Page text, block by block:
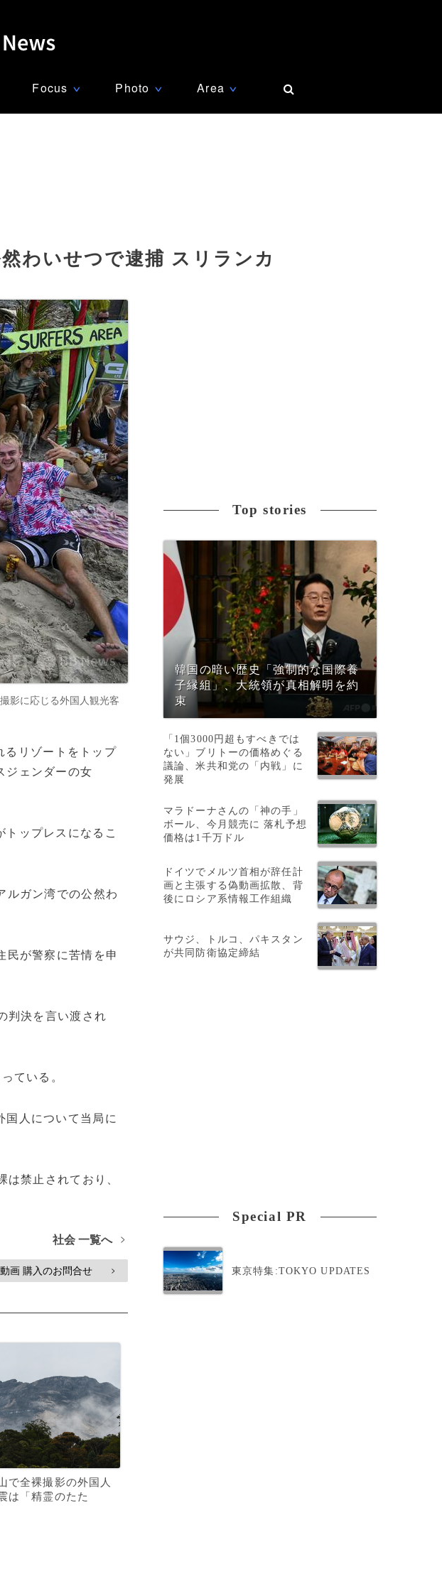
Focus ∨ Photo ∨ Area ∨
わいせつで逮捕 スリランカ
影に応じる外国人観光客
るリゾートをトップ
ジェンダーの女
ップレスになるこ
ルガン湾での公然わ
民が警察に苦情を申
判決を言い渡され
ている。
国人について当局に
禁止されており、
社会 一覧へ >
画 購入のお問合せ >
で全裸撮影の外国人
は「精霊のたた
Top stories
韓国の暗い歴史「強制的な国際養
子縁組」、大統領が真相解明を約
束
「1個3000円超もすべきでは
ない」ブリトーの価格めぐる
議論、米共和党の「内戦」に
発展
マラドーナさんの「神の手」
ボール、今月競売に 落札予想
価格は1千万ドル
ドイツでメルツ首相が辞任計
画と主張する偽動画拡散、背
後にロシア系情報工作組織
サウジ、トルコ、パキスタン
が共同防衛協定締結
Special PR
東京特集:TOKYO UPDATES